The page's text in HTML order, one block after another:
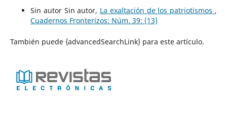
Sin autor Sin autor, La exaltación de los patriotismos ,
Cuadernos Fronterizos: Núm. 39: (13)
También puede {advancedSearchLink} para este artículo.